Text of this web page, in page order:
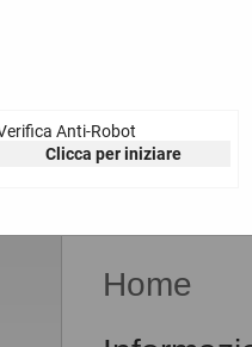
Anti-Robot
Clicca per iniziare
Home